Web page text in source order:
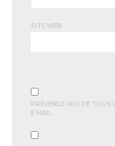
SITE WEB
PRÉVENEZ-MOI DE TOUS
E-MAIL.